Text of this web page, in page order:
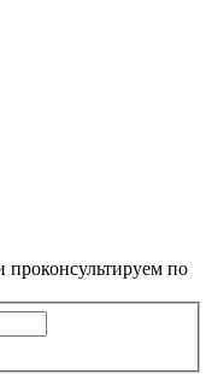
проконсультируем по